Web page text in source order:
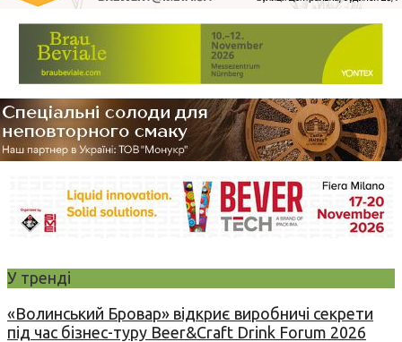
У тренді
«Волинський Бровар» відкриє виробничі секрети
під час бізнес-туру Beer&Craft Drink Forum 2026